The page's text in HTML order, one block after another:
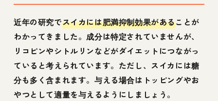
近年の研究でスイカには肥満抑制効果があることが
わかってきました。成分は特定されていませんが、
リコピンやシトルリンなどがダイエットにつながっ
ていると考えられています。ただし、スイカには糖
分も多く含まれます。与える場合はトッピングやお
やつとして適量を与えるようにしましょう。